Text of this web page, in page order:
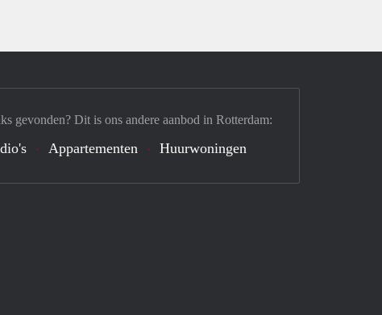
gevonden? Dit is ons andere aanbod in Rotterdam:
Appartementen Huurwoningen